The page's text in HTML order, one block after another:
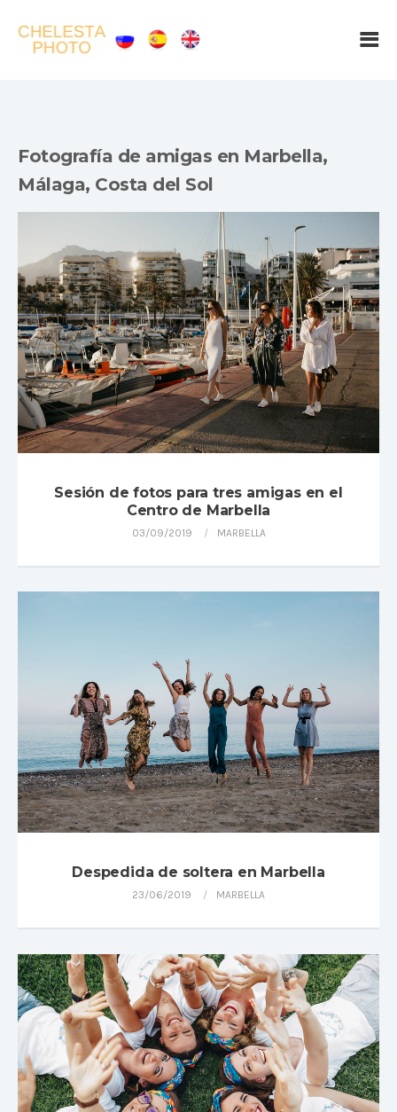
Fotografía de amigas en Marbella,
Málaga, Costa del Sol
Sesión de fotos para tres amigas en el
Centro de Marbella
03/09/2019 MARBELLA
Despedida de soltera en Marbella
23/06/2019 MARBELLA